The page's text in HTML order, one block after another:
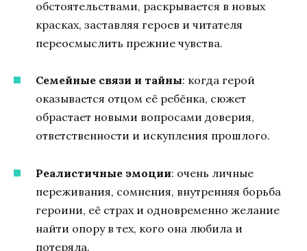
обстоятельствами, раскрывается в новых
красках, заставляя героев и читателя
переосмыслить прежние чувства.
Семейные связи и тайны: когда герой
оказывается отцом её ребёнка, сюжет
обрастает новыми вопросами доверия,
ответственности и искупления прошлого.
Реалистичные эмоции: очень личные
переживания, сомнения, внутренняя борьба
героини, её страх и одновременно желание
найти опору в тех, кого она любила и
потеряла.